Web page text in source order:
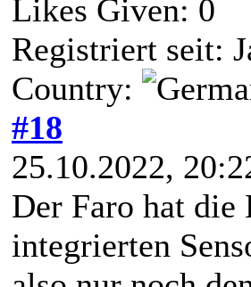
Likes Given: 0
Registriert seit:
Country:
#18
25.10.2022,
Der Faro hat
integrierten